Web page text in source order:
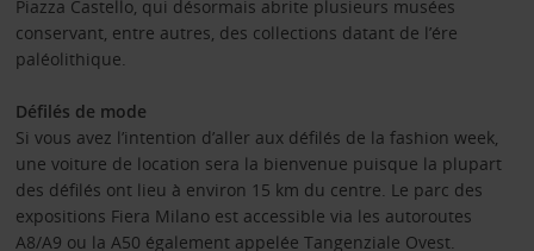
Piazza Castello, qui désormais abrite plusieurs musées
conservant, entre autres, des collections datant de l’ére
paléolithique.
Défilés de mode
Si vous avez l’intention d’aller aux défilés de la fashion week,
une voiture de location sera la bienvenue puisque la plupart
des défilés ont lieu à environ 15 km du centre. Le parc des
expositions Fiera Milano est accessible via les autoroutes
A8/A9 ou la A50 également appelée Tangenziale Ovest.